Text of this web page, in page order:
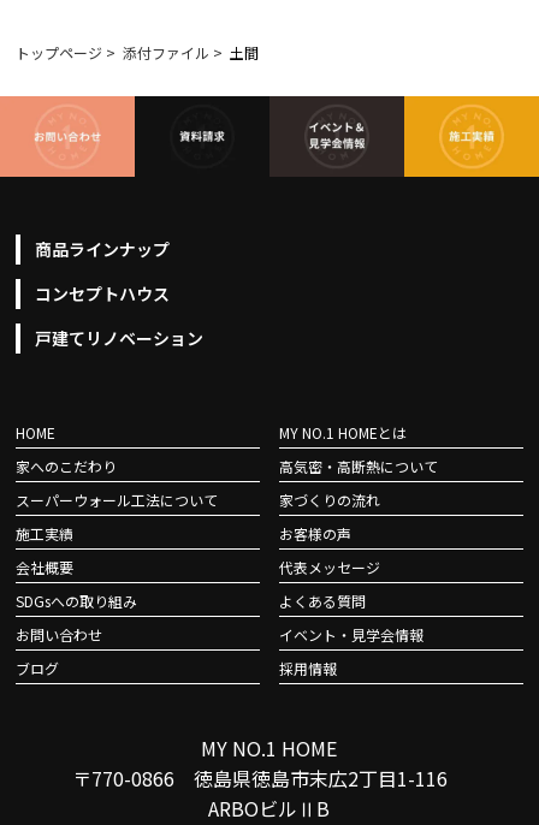
トップページ > 添付ファイル > 土間
商品ラインナップ
コンセプトハウス
戸建てリノベーション
HOME
MY NO.1 HOMEとは
家へのこだわり
高気密・高断熱について
スーパーウォール工法について
家づくりの流れ
施工実績
お客様の声
会社概要
代表メッセージ
SDGsへの取り組み
よくある質問
お問い合わせ
イベント・見学会情報
ブログ
採用情報
MY NO.1 HOME
〒770-0866 徳島県徳島市末広2丁目1-116
ARBOビルⅡB